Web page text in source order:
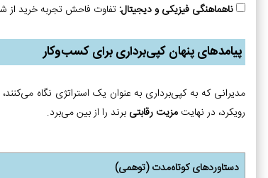
ناهماهنگی فیزیکی و دیجیتال: تفاوت فاحش تجربه خرید از
پیامدهای پنهان کپی‌برداری برای کسب‌وکار
مدیرانی که به کپی‌برداری به عنوان یک استراتژی نگاه
رویکرد، در نهایت مزیت رقابتی برند را از بین می‌برد.
دستاوردهای کوتاه‌مدت (توهمی)